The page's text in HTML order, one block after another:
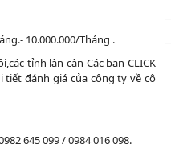
10.000.000/Tháng .
tỉnh lân cận Các bạn CLICK
tiết đánh giá của công ty về cô
645 099 / 0984 016 098.